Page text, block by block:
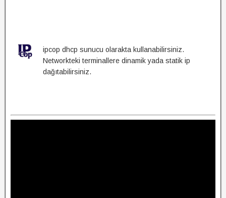
ipcop dhcp sunucu olarakta kullanabilirsiniz.
Networkteki terminallere dinamik yada statik ip
dağıtabilirsiniz.